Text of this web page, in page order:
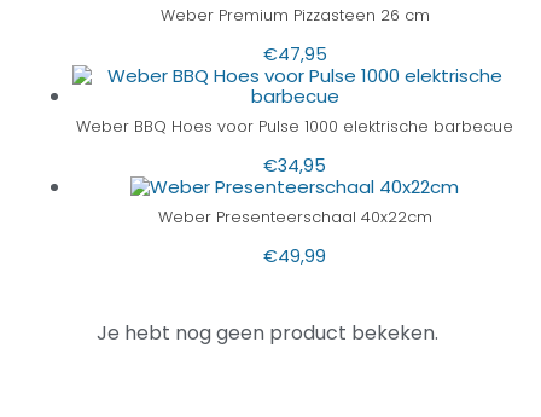
Weber Premium Pizzasteen 26 cm
€47,95
Weber BBQ Hoes voor Pulse 1000 elektrische barbecue
€34,95
Weber Presenteerschaal 40x22cm
€49,99
Je hebt nog geen product bekeken.